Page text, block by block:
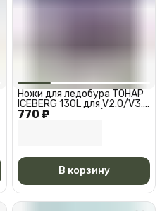
770 ₽
Ножи для ледобура ТОНАР
ICEBERG 130L для V2.0/V3.0
Левое вращение (против
В корзину